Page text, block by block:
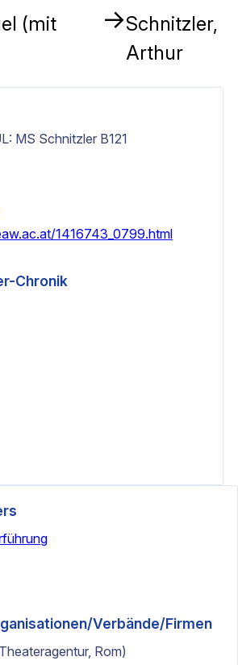
(mit
→Schnitzler,
Arthur
MS Schnitzler B121
1416743_0799.html
Chronik
Verbände/Firmen
Rom)